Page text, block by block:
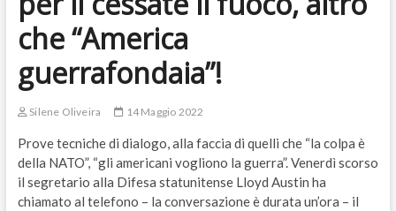
che “America
guerrafondaia”!
Silene Oliveira 14 Maggio 2022
Prove tecniche di dialogo, alla faccia di quelli che “la colpa è
della NATO”, “gli americani vogliono la guerra”. Venerdì scorso
il segretario alla Difesa statunitense Lloyd Austin ha
chiamato al telefono – la conversazione è durata un’ora – il